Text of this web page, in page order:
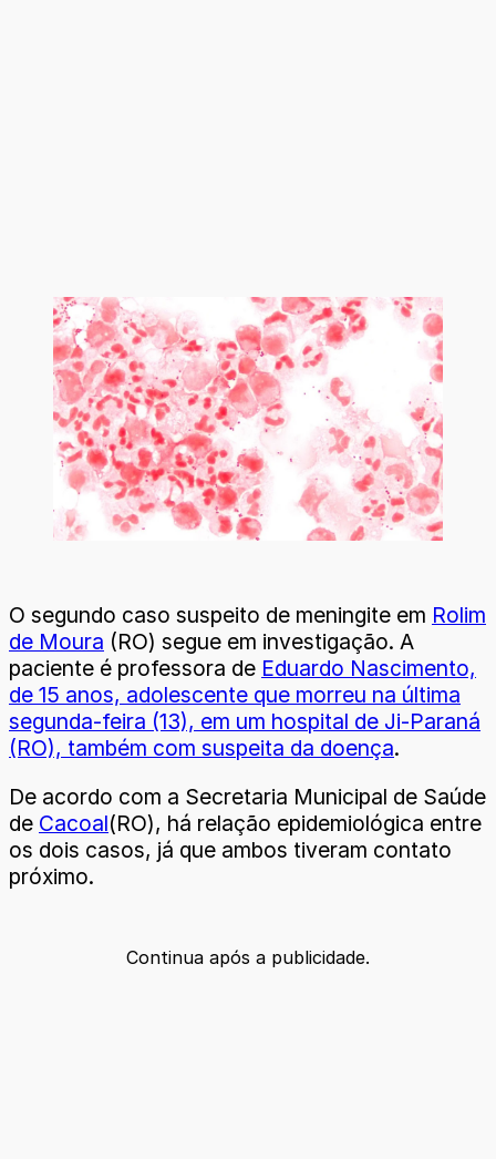
O segundo caso suspeito de meningite em Rolim
de Moura (RO) segue em investigação. A
paciente é professora de Eduardo Nascimento,
de 15 anos, adolescente que morreu na última
segunda-feira (13), em um hospital de Ji-Paraná
(RO), também com suspeita da doença.
De acordo com a Secretaria Municipal de Saúde
de Cacoal(RO), há relação epidemiológica entre
os dois casos, já que ambos tiveram contato
próximo.
Continua após a publicidade.